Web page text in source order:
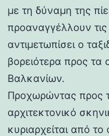
με τη δύναμη της
προαναγγέλλουν
αντιμετωπίσει ο
βορειότερα προς τα
Βαλκανίων.
Προχωρώντας προς
αρχιτεκτονικό
κυριαρχείται από